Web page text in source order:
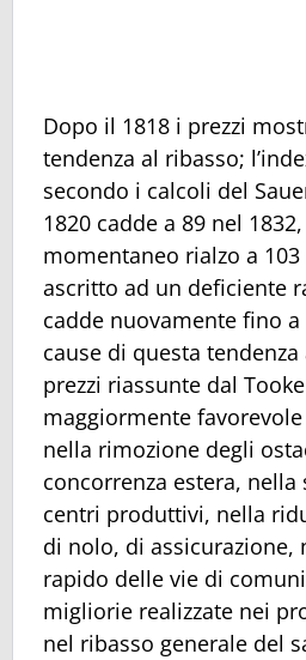
Dopo il 1818 i prezzi
tendenza al ribasso;
secondo i calcoli del
1820 cadde a 89 nel
momentaneo rialzo a 103
ascritto ad un deficiente
cadde nuovamente fino a
cause di questa
prezzi riassunte dal
maggiormente
nella rimozione degli
concorrenza estera,
centri produttivi, nella
di nolo, di assicurazione,
rapido delle vie di
migliorie realizzate nei
nel ribasso generale del